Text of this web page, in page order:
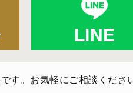
LINE
す。お気軽にご相談くださ